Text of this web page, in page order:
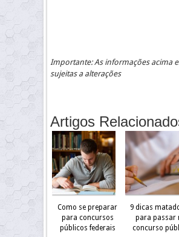
Importante: As informações acima
sujeitas a alterações
Artigos
Como se preparar
para concursos
públicos federais
9 dicas
para passar
concurso